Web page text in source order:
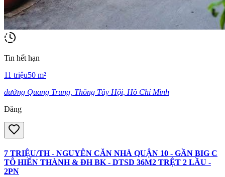
Tin hết hạn
11 triệu50 m²
đường Quang Trung, Thông Tây Hội, Hồ Chí Minh
Đăng
7 TRIỆU/TH - NGUYÊN CĂN NHÀ QUẬN 10 - GẦN BIG C
TÔ HIẾN THÀNH & ĐH BK - DTSD 36M2 TRỆT 2 LẦU -
2PN